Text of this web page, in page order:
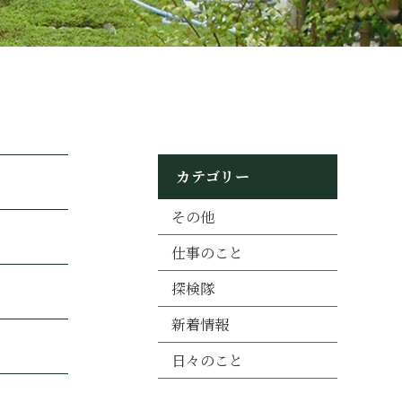
カテゴリー
その他
仕事のこと
探検隊
新着情報
日々のこと